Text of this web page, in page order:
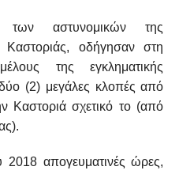
των αστυνομικών της
Καστοριάς, οδήγησαν στη
της εγκληματικής
(2) μεγάλες κλοπές από
Καστοριά σχετικό το (από
2018 απογευματινές ώρες,